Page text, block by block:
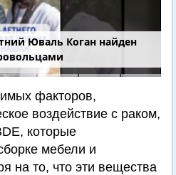
Юваль Коган найден
факторов,
воздействие с раком,
которые
мебели и
на то, что эти вещества